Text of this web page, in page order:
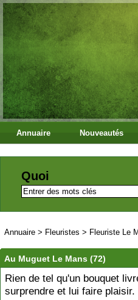
Annuaire Nouveautés
Quoi
Annuaire > Fleuristes > Fleuriste Le
Au Muguet Le Mans (72)
Rien de tel qu'un bouquet
surprendre et lui faire plaisir.